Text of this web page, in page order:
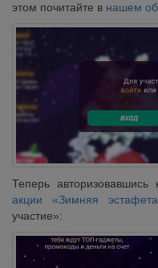
этом почитайте в нашем
Теперь
акции «Зимняя
участие»: